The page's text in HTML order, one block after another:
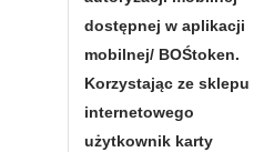
dostępnej w aplikacji
mobilnej/ BOŚtoken.
Korzystając ze sklepu
internetowego
użytkownik karty